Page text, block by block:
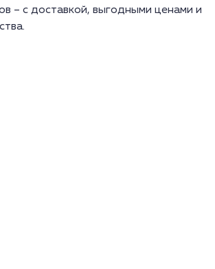
– с доставкой, выгодными ценами и